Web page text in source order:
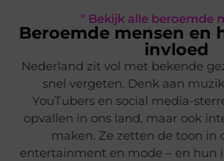
" Bekijk alle beroemde
Beroemde mensen en
invloed
Nederland zit vol met bekende
snel vergeten. Denk aan
YouTubers en social media-
opvallen in ons land, maar ook
maken. Ze zetten de toon in
entertainment en mode – en hun